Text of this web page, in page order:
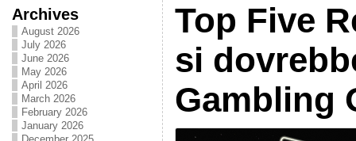
Archives
August 2026
July 2026
June 2026
May 2026
April 2026
March 2026
February 2026
January 2026
Top Five
si
Gambling